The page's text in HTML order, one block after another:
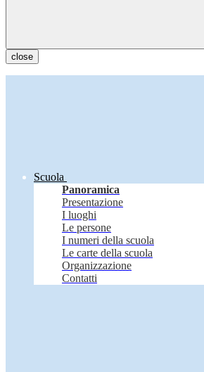
close
Scuola
Panoramica
Presentazione
I luoghi
Le persone
I numeri della scuola
Le carte della scuola
Organizzazione
Contatti